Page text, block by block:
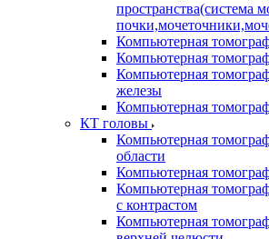
пространства(система
Компьютерная
Компьютерная
Компьютерная
железы
Компьютерная
КТ головы
Компьютерная
области
Компьютерная
Компьютерная
с контрастом
Компьютерная